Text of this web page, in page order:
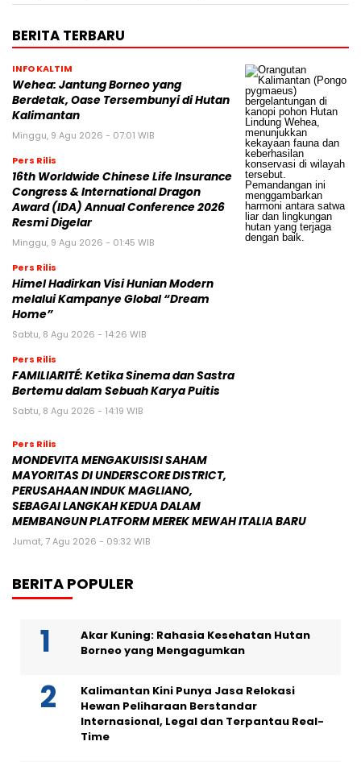
BERITA TERBARU
INFO KALTIM
Wehea: Jantung Borneo yang
Berdetak, Oase Tersembunyi di Hutan
Kalimantan
Minggu, 9 Agu 2026 - 07:01 WIB
Pers Rilis
16th Worldwide Chinese Life Insurance
Congress & International Dragon
Award (IDA) Annual Conference 2026
Resmi Digelar
Minggu, 9 Agu 2026 - 01:45 WIB
Pers Rilis
Himel Hadirkan Visi Hunian Modern
melalui Kampanye Global “Dream
Home”
Sabtu, 8 Agu 2026 - 14:26 WIB
Pers Rilis
FAMILIARITÉ: Ketika Sinema dan Sastra
Bertemu dalam Sebuah Karya Puitis
Sabtu, 8 Agu 2026 - 14:19 WIB
Pers Rilis
MONDEVITA MENGAKUISISI SAHAM
MAYORITAS DI UNDERSCORE DISTRICT,
PERUSAHAAN INDUK MAGLIANO,
SEBAGAI LANGKAH KEDUA DALAM
MEMBANGUN PLATFORM MEREK MEWAH ITALIA BARU
Jumat, 7 Agu 2026 - 09:32 WIB
BERITA POPULER
Akar Kuning: Rahasia Kesehatan Hutan
Borneo yang Mengagumkan
Kalimantan Kini Punya Jasa Relokasi
Hewan Peliharaan Berstandar
Internasional, Legal dan Terpantau Real-
Time